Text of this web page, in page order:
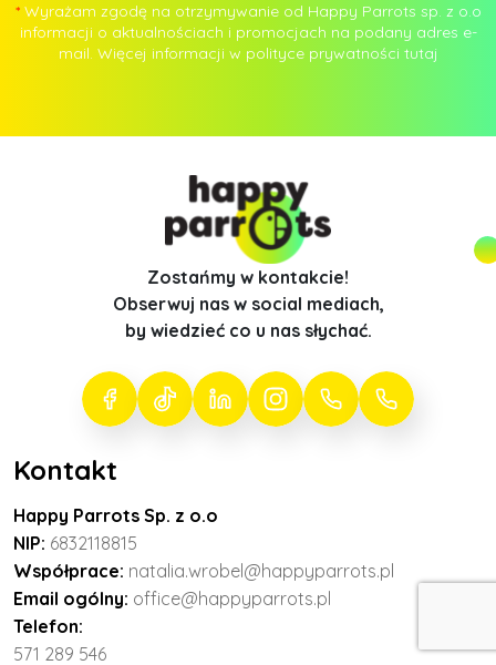
* Wyrażam zgodę na otrzymywanie od Happy Parrots sp. z o.o
informacji o aktualnościach i promocjach na podany adres e-
mail. Więcej informacji w polityce prywatności tutaj
Zostańmy w kontakcie!
Obserwuj nas w social mediach,
by wiedzieć co u nas słychać.
Kontakt
Happy Parrots Sp. z o.o
NIP: 6832118815
Współprace: natalia.wrobel@happyparrots.pl
Email ogólny: office@happyparrots.pl
Telefon:
571 289 546